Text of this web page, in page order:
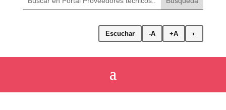
Escuchar -A +A ◐